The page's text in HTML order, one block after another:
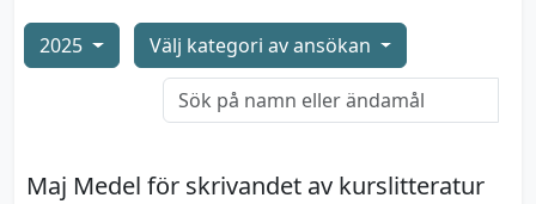
2025 Välj kategori av ansökan
Maj Medel för skrivandet av kurslitteratur